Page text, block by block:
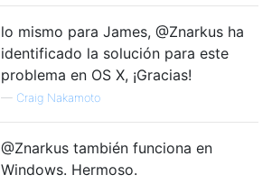
lo mismo para James, @Znarkus ha
identificado la solución para este
problema en OS X, ¡Gracias!
— Craig Nakamoto
@Znarkus también funciona en
Windows. Hermoso.